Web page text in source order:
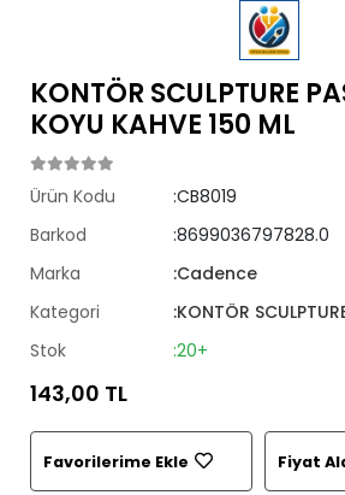
KONTÖR SCULPTURE
KOYU KAHVE 150 ML
Ürün Kodu
:CB8019
Barkod
:8699036797828.0
Marka
:Cadence
Kategori
:KONTÖR
Stok
:20+
143,00 TL
Favorilerime Ekle Fiyat